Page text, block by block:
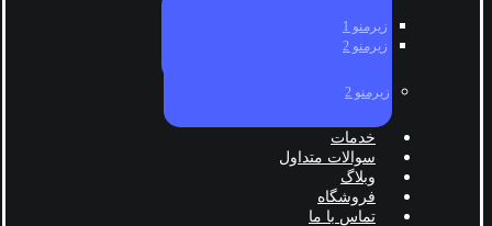
زیرمنو 1
زیرمنو 2
زیرمنو 2
خدمات
سوالات متداول
وبلاگ
فروشگاه
تماس با ما